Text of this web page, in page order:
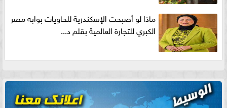
ماذا لو أصبحت الإسكندرية للحاويات بوابه مصر
الكبري للتجارة العالمية بقلم د...